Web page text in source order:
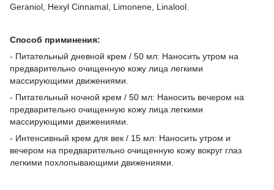
Geraniol, Hexyl Cinnamal, Limonene, Linalool.
Способ приминения:
- Питательный дневной крем / 50 мл: Наносить утром на
предварительно очищенную кожу лица легкими
массирующими движениями.
- Питательный ночной крем / 50 мл: Наносить вечером на
предварительно очищенную кожу лица легкими
массирующими движениями.
- Интенсивный крем для век / 15 мл: Наносить утром и
вечером на предварительно очищенную кожу вокруг глаз
легкими похлопывающими движениями.